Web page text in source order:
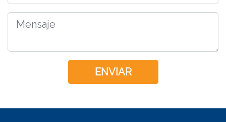
ENVIAR